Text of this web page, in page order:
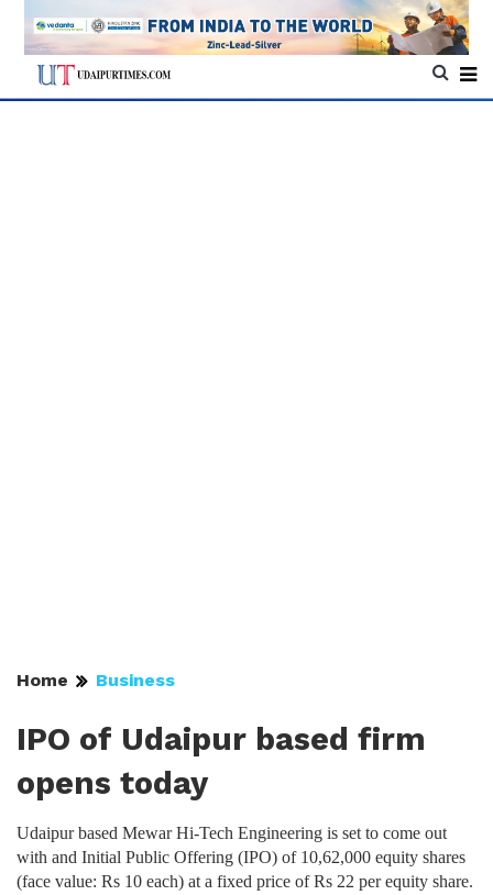
Home Business
IPO of Udaipur based firm
opens today
Udaipur based Mewar Hi-Tech Engineering is set to come out
with and Initial Public Offering (IPO) of 10,62,000 equity shares
(face value: Rs 10 each) at a fixed price of Rs 22 per equity share.